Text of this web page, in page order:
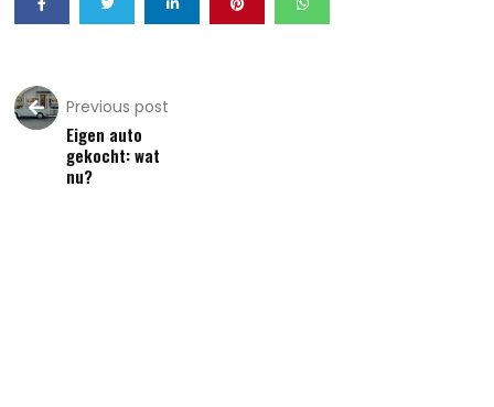
Previous post
Eigen auto
gekocht: wat
nu?